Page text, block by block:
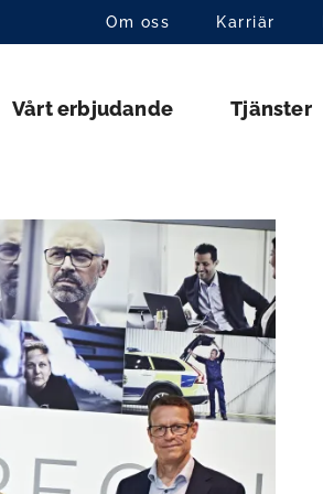
Om oss Karriär
Vårt erbjudande Tjänster